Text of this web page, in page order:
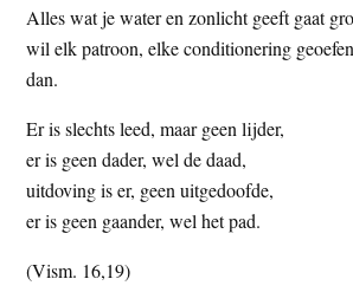
Alles wat je water en zonlicht geeft gaat
wil elk patroon, elke conditionering
dan.
Er is slechts leed, maar geen lijder,
er is geen dader, wel de daad,
uitdoving is er, geen uitgedoofde,
er is geen gaander, wel het pad.
(Vism. 16,19)